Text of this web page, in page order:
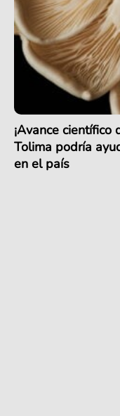
¡Avance
Tolima podría
en el país